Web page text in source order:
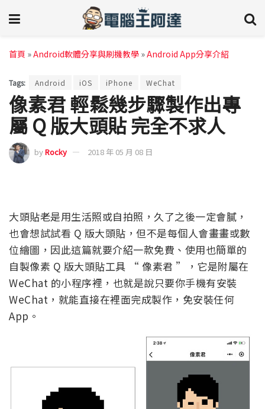
首頁 »Android軟體分享與刷機教學 »Android App分享介紹
Tags: Android iOS iPhone WeChat
像素君 輕鬆幾步驟製作出專
屬 Q 版大頭貼 完全不求人
byRocky 2018 年 05 月 08 日
大頭貼老是用生活照或自拍照，久了之後一定會膩，
也會想試試看 Q 版大頭貼，但不是每個人會畫畫或數
位繪圖，因此這篇就要介紹一款免費、使用也簡單的
自製像素 Q 版大頭貼工具 “ 像素君 ”，它是附屬在
WeChat 的小程序裡，也就是說只要你手機有安裝
WeChat，就能直接在裡面完成製作，免安裝任何
App。